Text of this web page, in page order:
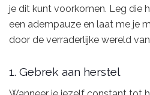
je dit kunt voorkomen. Leg die
een adempauze en laat me je
door de verraderlijke wereld
1. Gebrek aan herstel